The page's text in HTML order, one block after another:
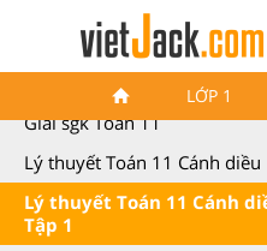
LỚP 1
Lý thuyết Toán 11 Cánh
Giải sgk Toán 11
Lý thuyết Toán 11 Cánh diều
Lý thuyết Toán 11 Cánh
Tập 1